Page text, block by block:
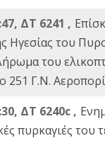
ΔΤ 6241 ,
Ηγεσίας του
του
251 Γ.Ν.
ΔΤ 6240c ,
πυρκαγιές του